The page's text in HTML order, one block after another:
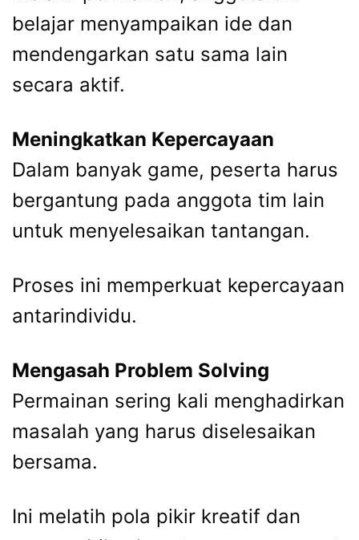
belajar menyampaikan ide dan
mendengarkan satu sama lain
secara aktif.
Meningkatkan Kepercayaan
Dalam banyak game, peserta harus
bergantung pada anggota tim lain
untuk menyelesaikan tantangan.
Proses ini memperkuat kepercayaan
antarindividu.
Mengasah Problem Solving
Permainan sering kali menghadirkan
masalah yang harus diselesaikan
bersama.
Ini melatih pola pikir kreatif dan